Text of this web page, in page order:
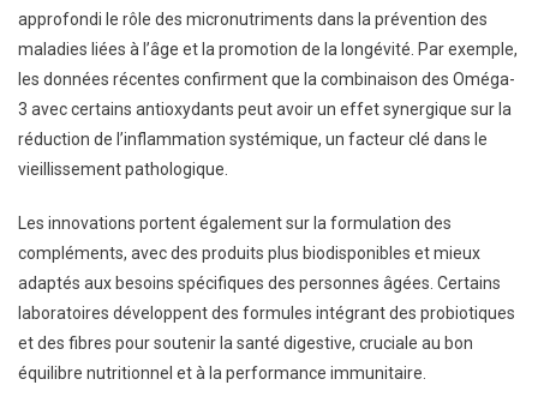
approfondi le rôle des micronutriments dans la prévention des
maladies liées à l’âge et la promotion de la longévité. Par exemple,
les données récentes confirment que la combinaison des Oméga-
3 avec certains antioxydants peut avoir un effet synergique sur la
réduction de l’inflammation systémique, un facteur clé dans le
vieillissement pathologique.
Les innovations portent également sur la formulation des
compléments, avec des produits plus biodisponibles et mieux
adaptés aux besoins spécifiques des personnes âgées. Certains
laboratoires développent des formules intégrant des probiotiques
et des fibres pour soutenir la santé digestive, cruciale au bon
équilibre nutritionnel et à la performance immunitaire.